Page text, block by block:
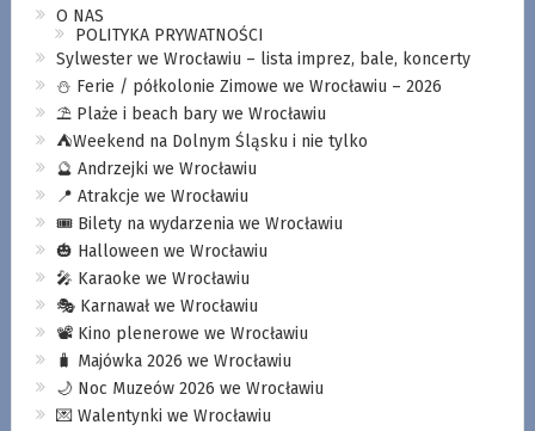
O NAS
POLITYKA PRYWATNOŚCI
Sylwester we Wrocławiu – lista imprez, bale, koncerty
⛄️ Ferie / półkolonie Zimowe we Wrocławiu – 2026
⛱️ Plaże i beach bary we Wrocławiu
⛺️Weekend na Dolnym Śląsku i nie tylko
🔮 Andrzejki we Wrocławiu
📍 Atrakcje we Wrocławiu
🎟️ Bilety na wydarzenia we Wrocławiu
🎃 Halloween we Wrocławiu
🎤 Karaoke we Wrocławiu
🎭 Karnawał we Wrocławiu
📽️ Kino plenerowe we Wrocławiu
🧳 Majówka 2026 we Wrocławiu
🌙 Noc Muzeów 2026 we Wrocławiu
💌 Walentynki we Wrocławiu